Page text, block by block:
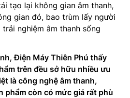
tạo lại không gian âm thanh,
gian đó, bao trùm lấy người
nghiệm âm thanh sống
Điện Máy Thiên Phú thấy
trên đều sở hữu nhiều ưu
là công nghệ âm thanh,
phẩm còn có mức giá rất phù